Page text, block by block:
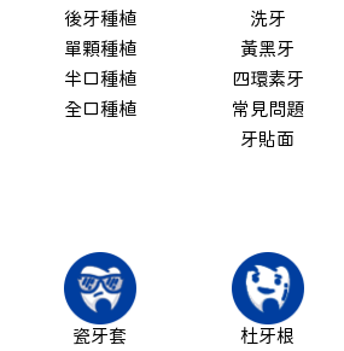
後牙種植
單顆種植
半口種植
全口種植
洗牙
黃黑牙
四環素牙
常見問題
牙貼面
瓷牙套
杜牙根